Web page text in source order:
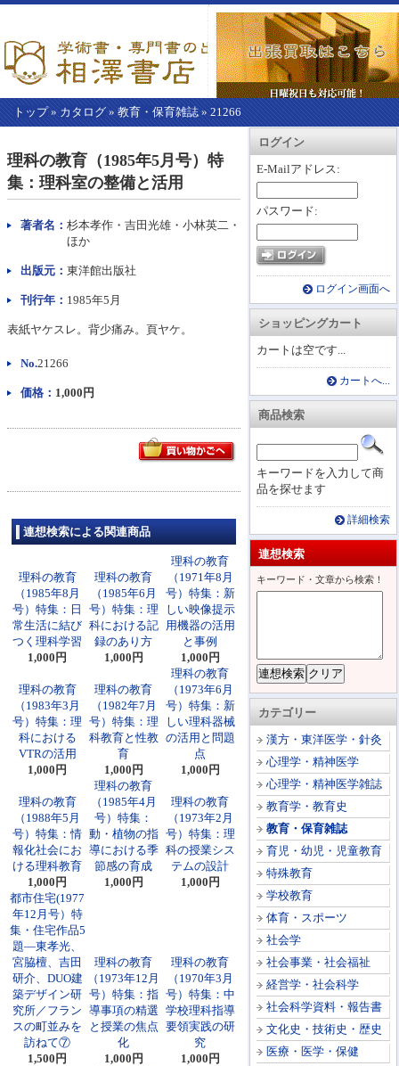
トップ» カタログ » 教育・保育雑誌 » 21266
カートを見る
ログイン
E-Mailアドレス:
パスワード:
ログイン画面へ
ショッピングカート
カートは空です...
カートへ...
商品検索
キーワードを入力して商
品を探せます
詳細検索
連想検索
キーワード・文章から検索！
カテゴリー
漢方・東洋医学・針灸
心理学・精神医学
心理学・精神医学雑誌
教育学・教育史
教育・保育雑誌
育児・幼児・児童教育
特殊教育
学校教育
体育・スポーツ
社会学
社会事業・社会福祉
経営学・社会科学
社会科学資料・報告書
文化史・技術史・歴史
医療・医学・保健
こ
か
ら
本
文】
理科の教育（1985年5月号）特
集：理科室の整備と活用
著者名： 杉本孝作・吉田光雄・小林英二・
ほか
出版元： 東洋館出版社
刊行年： 1985年5月
表紙ヤケスレ。背少痛み。頁ヤケ。
No.21266
価格： 1,000円
連想検索による関連商品
理科の教育
（1985年8月
号）特集：日
常生活に結び
つく理科学習
1,000円
理科の教育
（1985年6月
号）特集：理
科における記
録のあり方
1,000円
理科の教育
（1971年8月
号）特集：新
しい映像提示
用機器の活用
と事例
1,000円
理科の教育
（1983年3月
号）特集：理
科における
VTRの活用
1,000円
理科の教育
（1982年7月
号）特集：理
科教育と性教
育
1,000円
理科の教育
（1973年6月
号）特集：新
しい理科器械
の活用と問題
点
1,000円
理科の教育
（1988年5月
号）特集：情
報化社会にお
ける理科教育
1,000円
理科の教育
（1985年4月
号）特集：
動・植物の指
導における季
節感の育成
1,000円
理科の教育
（1973年2月
号）特集：理
科の授業シス
テムの設計
1,000円
都市住宅(1977
年12月号）特
集・住宅作品5
題―東孝光、
宮脇檀、吉田
研介、DUO建
築デザイン研
究所／フラン
スの町並みを
訪ねて⑦
1,500円
理科の教育
（1973年12月
号）特集：指
導事項の精選
と授業の焦点
化
1,000円
理科の教育
（1970年3月
号）特集：中
学校理科指導
要領実践の研
究
1,000円